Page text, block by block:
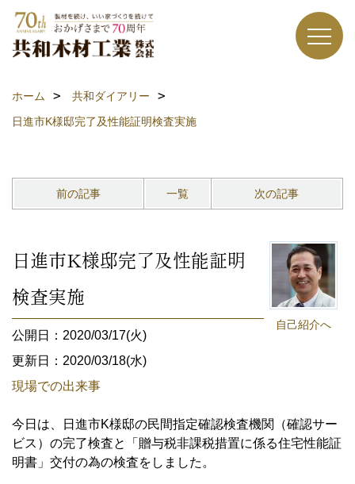
ホーム
共和ダイアリー
日進市K様邸完了及性能証明検査実施
前の記事 一覧 次の記事
自己紹介へ
日進市K様邸完了及性能証明
検査実施
公開日：2020/03/17(火)
更新日：2020/03/18(水)
現場での出来事
今日は、日進市K様邸の民間指定確認検査機関（確認サー
ビス）の完了検査と「贈与税非課税措置に係る住宅性能証
明書」交付の為の検査をしました。